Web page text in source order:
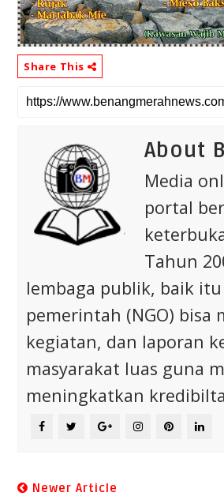
Share This
About
Media
portal
Tahun
lembaga publik, baik
pemerintah (NGO)
kegiatan, dan laporan
masyarakat luas guna
meningkatkan
Newer Article